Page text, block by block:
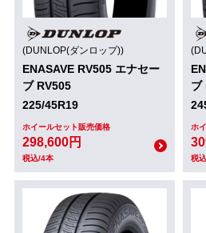
(DUNLOP(ダンロップ))
ENASAVE RV505 エナセー
ブ RV505
225/45R19
ホイールセット販売価格
298,600円
税込/4本
ブ
ホ
税